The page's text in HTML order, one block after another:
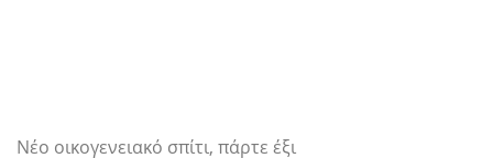
Νέο οικογενειακό σπίτι, πάρτε έξι